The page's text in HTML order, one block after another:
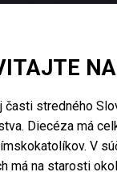
stredného
Diecéza má
V
má na starosti